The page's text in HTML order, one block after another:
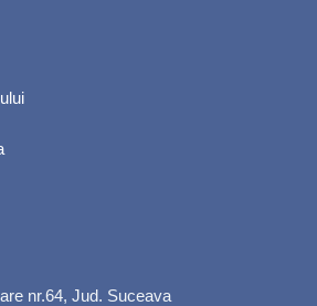
nr.64, Jud. Suceava